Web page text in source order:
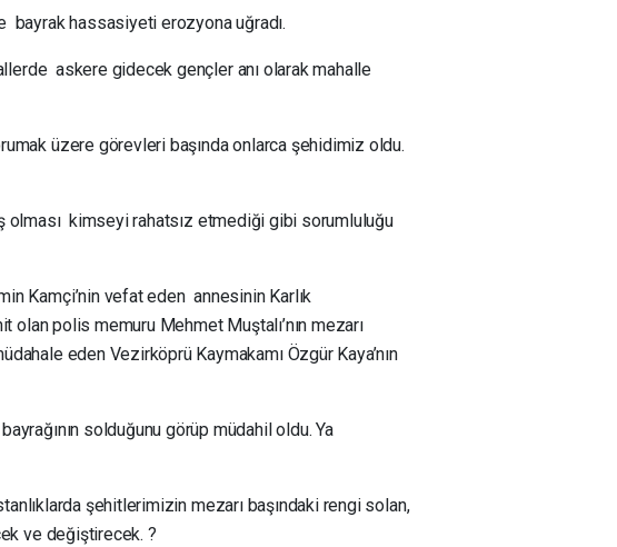
hassasiyeti erozyona uğradı.
askere gidecek gençler anı olarak mahalle
üzere görevleri başında onlarca şehidimiz oldu.
olması kimseyi rahatsız etmediği gibi sorumluluğu
Kamçi’nin vefat eden annesinin Karlık
olan polis memuru Mehmet Muştalı’nın mezarı
eden Vezirköprü Kaymakamı Özgür Kaya’nın
solduğunu görüp müdahil oldu. Ya
şehitlerimizin mezarı başındaki rengi solan,
ve değiştirecek. ?